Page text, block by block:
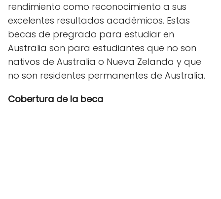
rendimiento como reconocimiento a sus
excelentes resultados académicos. Estas
becas de pregrado para estudiar en
Australia son para estudiantes que no son
nativos de Australia o Nueva Zelanda y que
no son residentes permanentes de Australia.
Cobertura de la beca